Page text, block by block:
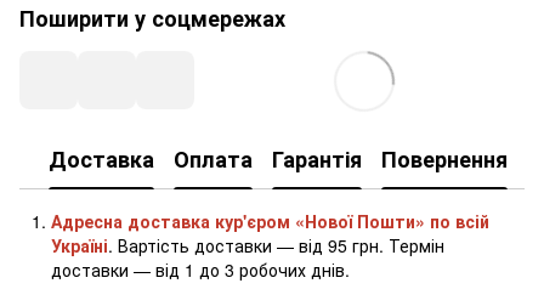
Поширити у соцмережах
Доставка Оплата Гарантія Повернення
Адресна доставка кур'єром «Нової Пошти» по всій
Україні. Вартість доставки — від 95 грн. Термін
доставки — від 1 до 3 робочих днів.